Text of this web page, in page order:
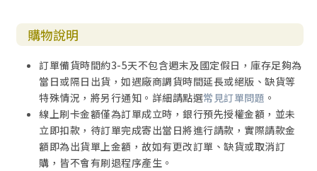
也領受馬克牧師對他的預言，深深影響他和戴冕恩（David D
emian）在回家合一運動中帶給列國的祝福。
教導持守神榮耀同在的重要真理原則，並且佐以許多實際的
見證！從他自己的服事上就看見他深諳這些道理，並且真實
地運作在其中！沒有人意、沒有做作，非常自然、非常自
在！
──鄭博仁，高雄武昌教會顧問牧師
購物說明
訂單備貨時間約3-5天不包含週末及國定假日，庫存足夠為
當日或隔日出貨，如遇廠商調貨時間延長或絕版、缺貨等
特殊情況，將另行通知。詳細請點選常見訂單問題 。
線上刷卡金額僅為訂單成立時，銀行預先授權金額，並未
立即扣款，待訂單完成寄出當日將進行請款，實際請款金
額即為出貨單上金額，故如有更改訂單、缺貨或取消訂
購，皆不會有刷退程序產生。